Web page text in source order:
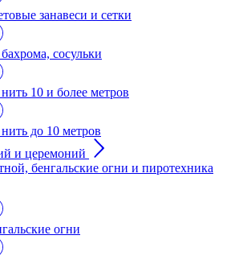
занавеси и сетки
сосульки
10 и более метров
до 10 метров
и церемоний
бенгальские огни и пиротехника
огни